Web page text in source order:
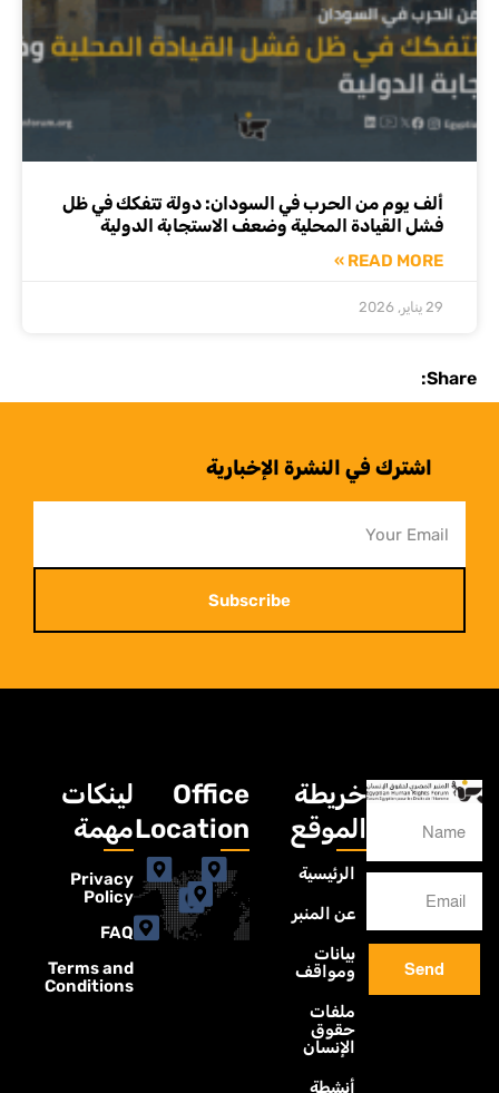
ألف يوم من الحرب في السودان: دولة تتفكك في ظل
فشل القيادة المحلية وضعف الاستجابة الدولية
READ MORE »
29 يناير, 2026
Share:
اشترك في النشرة الإخبارية
Subscribe
Send
خريطة
الموقع
الرئيسية
عن المنبر
بيانات
ومواقف
ملفات
حقوق
الإنسان
أنشطة
Office
Location
لينكات
مهمة
Privacy
Policy
FAQ
Terms and
Conditions